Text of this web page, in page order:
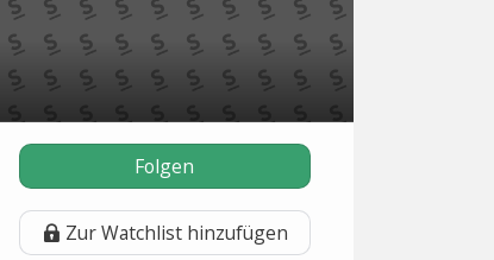
Folgen
Zur Watchlist hinzufügen